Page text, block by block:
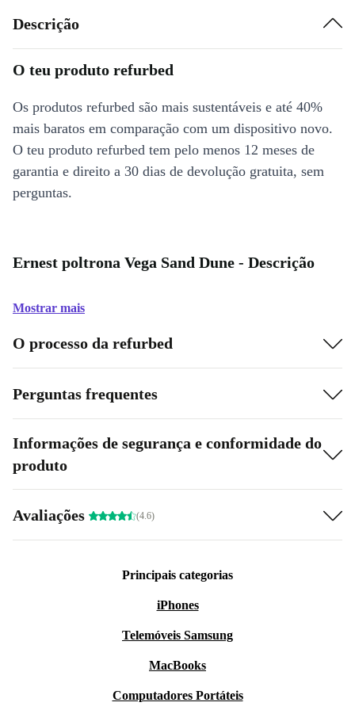
Descrição
O teu produto refurbed
Os produtos refurbed são mais sustentáveis e até 40%
mais baratos em comparação com um dispositivo novo.
O teu produto refurbed tem pelo menos 12 meses de
garantia e direito a 30 dias de devolução gratuita, sem
perguntas.
Ernest poltrona Vega Sand Dune - Descrição
Mostrar mais
O processo da refurbed
Perguntas frequentes
Informações de segurança e conformidade do
produto
Avaliações (4.6)
Principais categorias
iPhones
Telemóveis Samsung
MacBooks
Computadores Portáteis